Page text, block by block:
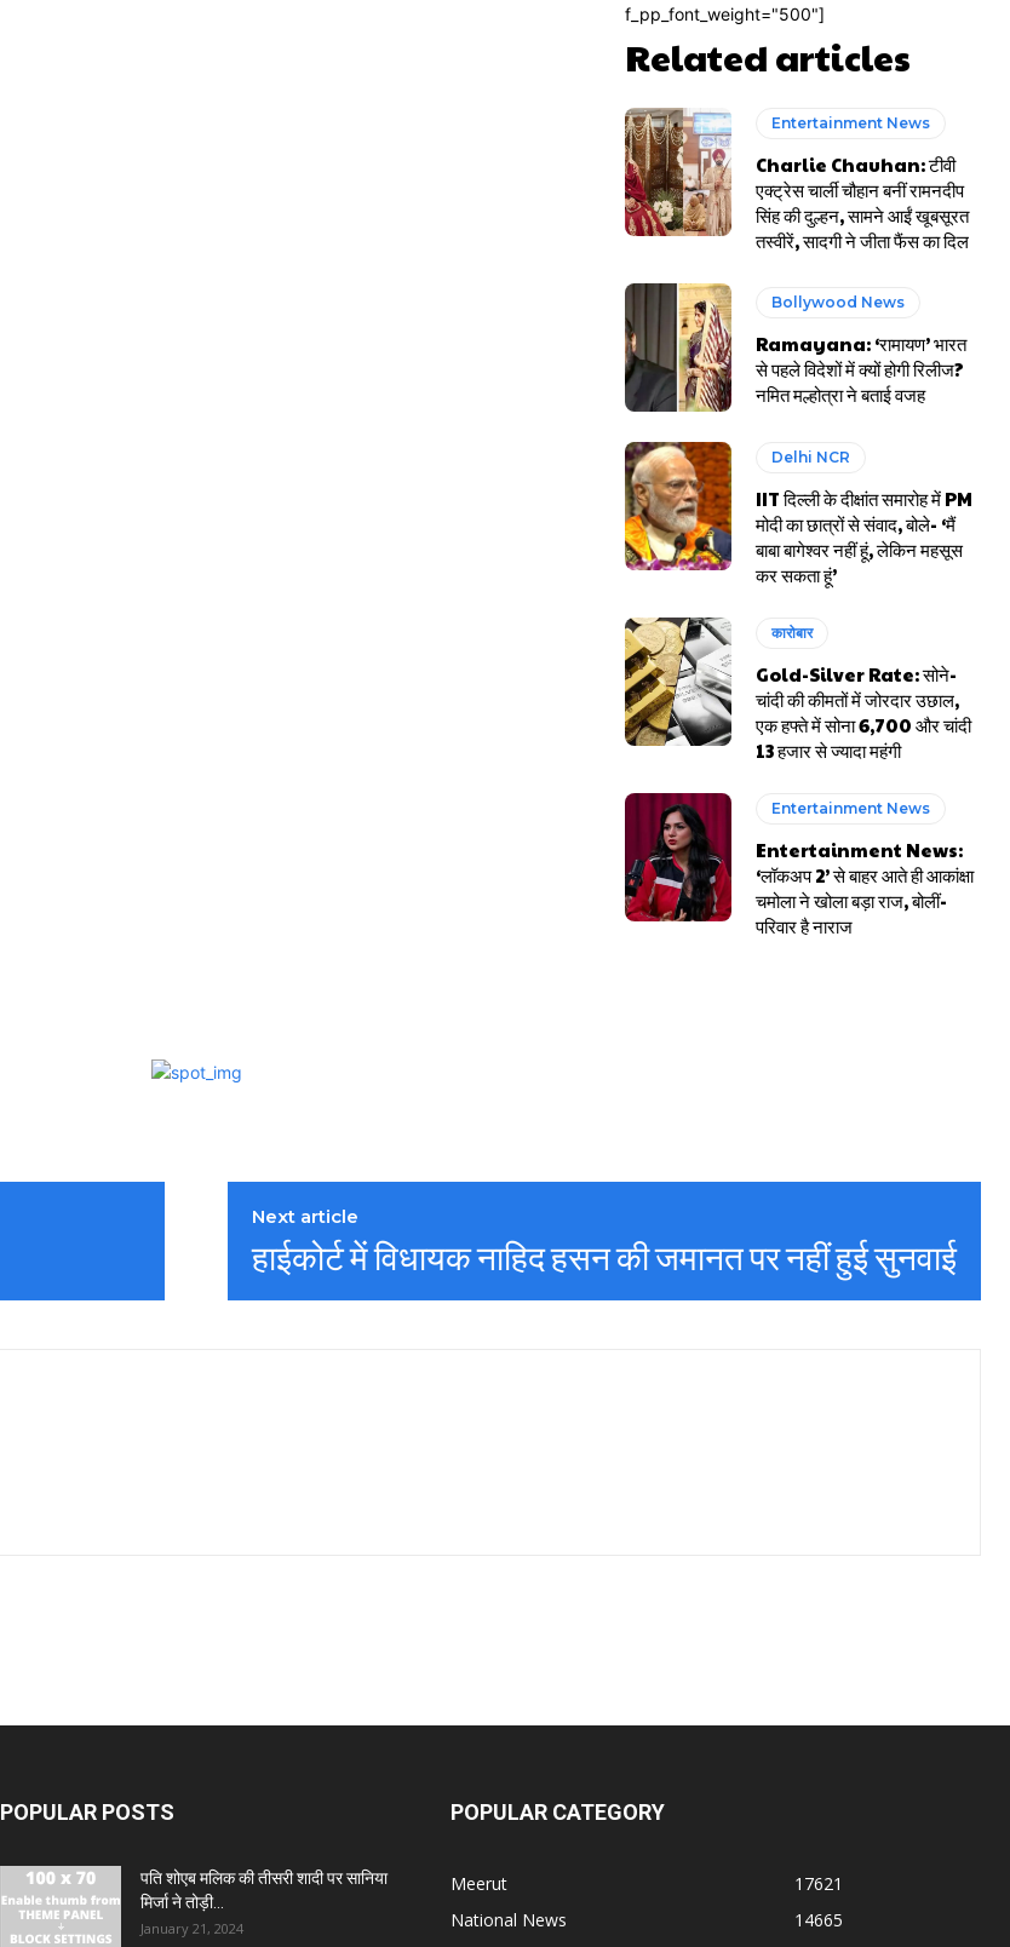
f_pp_font_weight="500"]
Related articles
Entertainment News
Charlie Chauhan: टीवी
एक्ट्रेस चार्ली चौहान बनीं रामनदीप
सिंह की दुल्हन, सामने आईं खूबसूरत
तस्वीरें, सादगी ने जीता फैंस का दिल
Bollywood News
Ramayana: ‘रामायण’ भारत
से पहले विदेशों में क्यों होगी रिलीज?
नमित मल्होत्रा ने बताई वजह
Delhi NCR
IIT दिल्ली के दीक्षांत समारोह में PM
मोदी का छात्रों से संवाद, बोले- ‘मैं
बाबा बागेश्वर नहीं हूं, लेकिन महसूस
कर सकता हूं’
कारोबार
Gold-Silver Rate: सोने-
चांदी की कीमतों में जोरदार उछाल,
एक हफ्ते में सोना ₹6,700 और चांदी
₹13 हजार से ज्यादा महंगी
Entertainment News
Entertainment News:
‘लॉकअप 2’ से बाहर आते ही आकांक्षा
चमोला ने खोला बड़ा राज, बोलीं-
परिवार है नाराज
Next article
हाईकोर्ट में विधायक नाहिद हसन की जमानत पर नहीं हुई सुनवाई
POPULAR POSTS
पति शोएब मलिक की तीसरी शादी पर सानिया
मिर्जा ने तोड़ी...
January 21, 2024
POPULAR CATEGORY
Meerut
17621
National News
14665